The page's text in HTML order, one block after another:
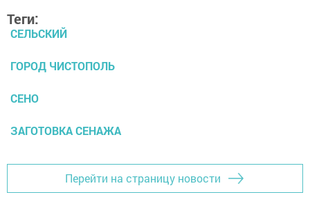
Теги:
СЕЛЬСКИЙ
ГОРОД ЧИСТОПОЛЬ
СЕНО
ЗАГОТОВКА СЕНАЖА
Перейти на страницу новости